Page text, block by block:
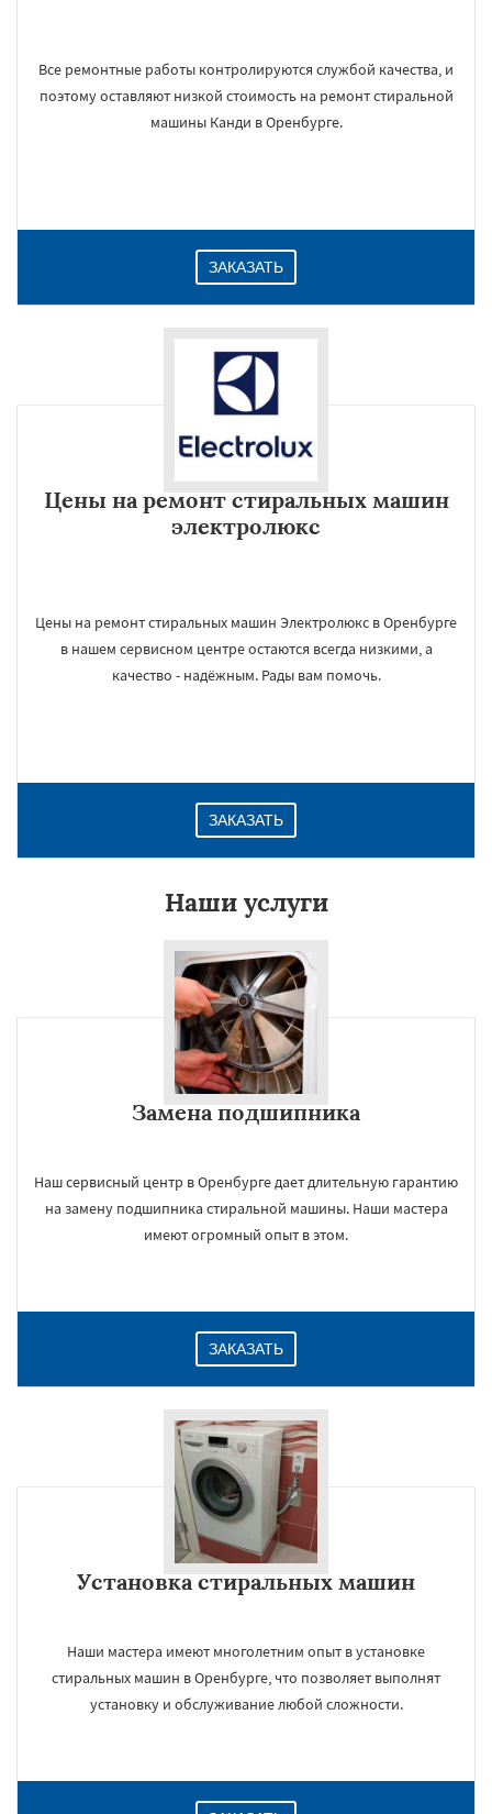
Все ремонтные работы контролируются службой качества, и
поэтому оставляют низкой стоимость на ремонт стиральной
машины Канди в Оренбурге.
ЗАКАЗАТЬ
Цены на ремонт стиральных машин
электролюкс
Цены на ремонт стиральных машин Электролюкс в Оренбурге
в нашем сервисном центре остаются всегда низкими, а
качество - надёжным. Рады вам помочь.
ЗАКАЗАТЬ
Наши услуги
Замена подшипника
Наш сервисный центр в Оренбурге дает длительную гарантию
на замену подшипника стиральной машины. Наши мастера
имеют огромный опыт в этом.
ЗАКАЗАТЬ
Установка стиральных машин
Наши мастера имеют многолетним опыт в установке
стиральных машин в Оренбурге, что позволяет выполнят
установку и обслуживание любой сложности.